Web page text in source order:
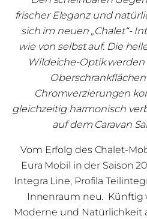
frischer Eleganz und
sich im neuen „Chalet“-
wie von selbst auf. Die
Wildeiche-Optik
Chromverzierungen
gleichzeitig harmonisch
auf dem Caravan
Vom Erfolg des Chalet-
Eura Mobil in der Saison
Integra Line, Profila
Innenraum neu. Künftig
Moderne und Natürlichkeit